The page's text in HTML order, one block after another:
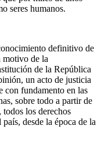
seres humanos.
definitivo de
motivo de la
de la República
un acto de justicia
con fundamento en las
sobre todo a partir de
todos los derechos
desde la época de la